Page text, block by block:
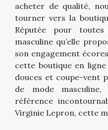
acheter de qualité,
tourner vers la
Réputée pour
masculine qu’elle
son engagement
cette boutique en
douces et coupe-vent
de mode
référence
Virginie Lepron, cette